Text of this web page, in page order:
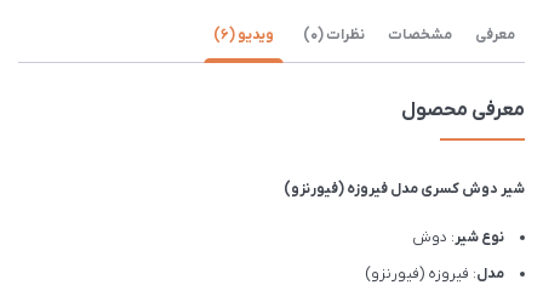
معرفی مشخصات نظرات (0) ویدیو (6)
معرفی محصول
شیر دوش کسری مدل فیروزه (فیورنزو)
نوع شیر: دوش
مدل: فیروزه (فیورنزو)